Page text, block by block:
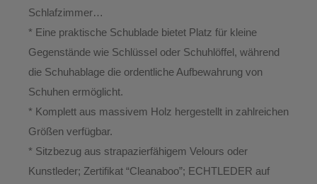
Schlafzimmer…
* Eine praktische Schublade bietet Platz für kleine
Gegenstände wie Schlüssel oder Schuhlöffel, während
die Schuhablage die ordentliche Aufbewahrung von
Schuhen ermöglicht.
* Komplett aus massivem Holz hergestellt in zahlreichen
Größen verfügbar.
* Sitzbezug aus strapazierfähigem Velours oder
Kunstleder; Zertifikat “Cleanaboo”; ECHTLEDER auf